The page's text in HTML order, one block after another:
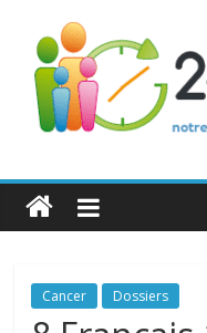
24h
Santé
La
santé
Cancer Dossiers